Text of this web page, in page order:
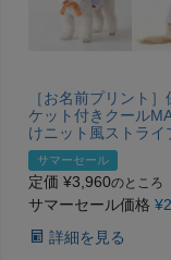
［お名前プリント
ケット付きクール
けニット風ストライ
サマーセール
定価 ¥3,960のところ
サマーセール価格 ¥
詳細を見る